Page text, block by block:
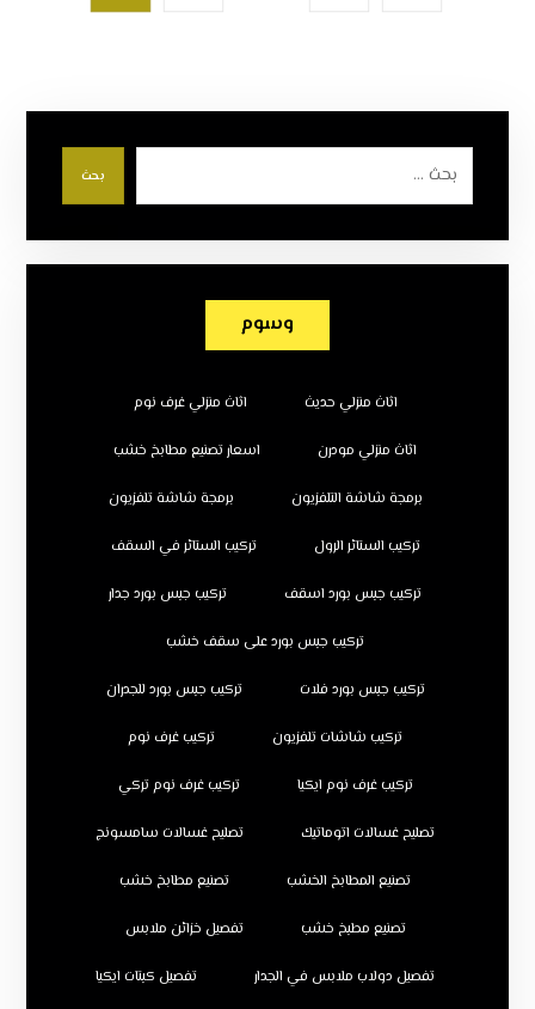
بحث
وسوم
اثاث منزلي حديث اثاث منزلي غرف نوم
اثاث منزلي مودرن اسعار تصنيع مطابخ خشب
برمجة شاشة التلفزيون برمجة شاشة تلفزيون
تركيب الستائر الرول تركيب الستائر في السقف
تركيب جبس بورد اسقف تركيب جبس بورد جدار
تركيب جبس بورد على سقف خشب
تركيب جبس بورد فلات تركيب جبس بورد للجدران
تركيب شاشات تلفزيون تركيب غرف نوم
تركيب غرف نوم ايكيا تركيب غرف نوم تركي
تصليح غسالات اتوماتيك تصليح غسالات سامسونج
تصنيع المطابخ الخشب تصنيع مطابخ خشب
تصنيع مطبخ خشب تفصيل خزائن ملابس
تفصيل دولاب ملابس في الجدار تفصيل كبتات ايكيا